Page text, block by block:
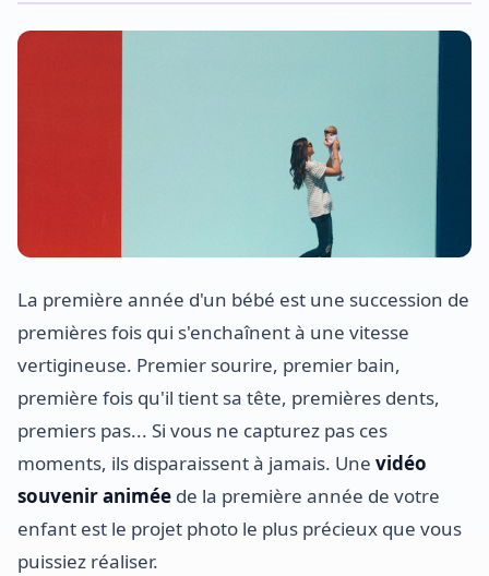
La première année d'un bébé est une succession de
premières fois qui s'enchaînent à une vitesse
vertigineuse. Premier sourire, premier bain,
première fois qu'il tient sa tête, premières dents,
premiers pas... Si vous ne capturez pas ces
moments, ils disparaissent à jamais. Une vidéo
souvenir animée de la première année de votre
enfant est le projet photo le plus précieux que vous
puissiez réaliser.